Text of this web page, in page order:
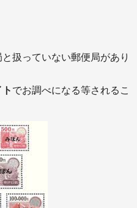
扱っていない郵便局があり
でお調べになる等されるこ